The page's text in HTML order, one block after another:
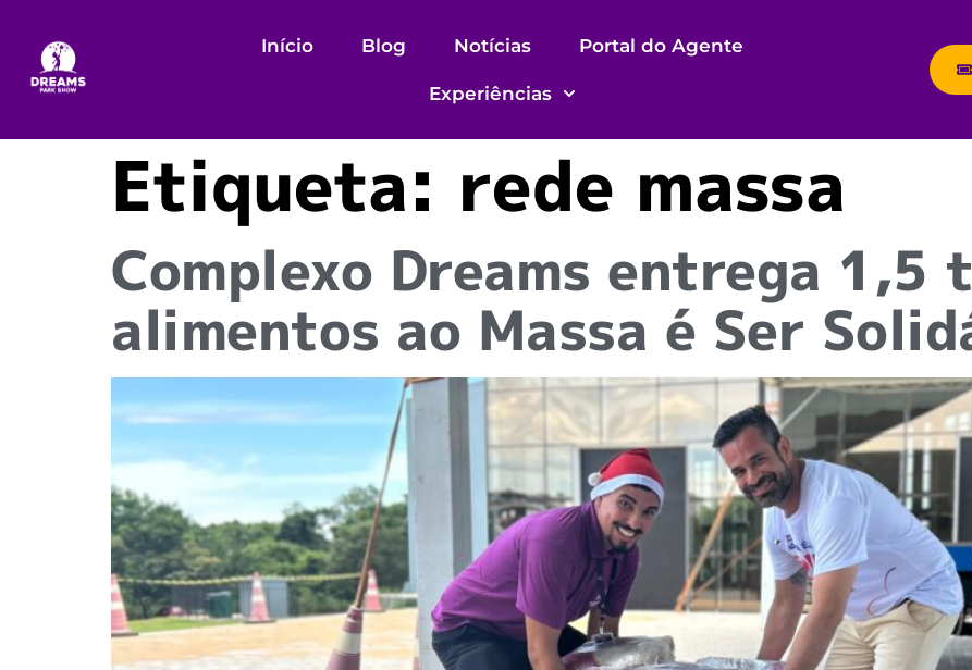
Início Blog Notícias Portal do Agente
Experiências
Etiqueta: rede massa
Complexo Dreams entrega 1,5
alimentos ao Massa é Ser